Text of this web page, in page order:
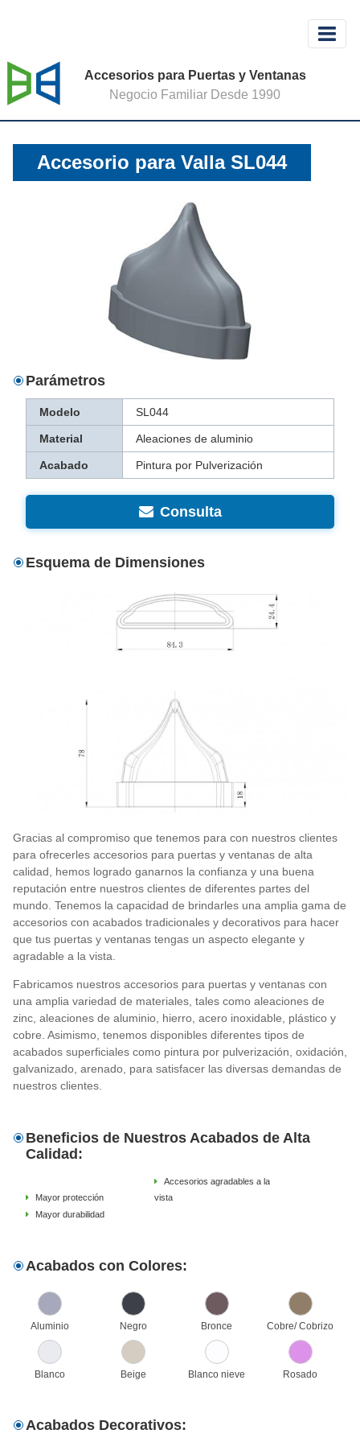
Accesorios para Puertas y Ventanas
Negocio Familiar Desde 1990
Accesorio para Valla SL044
Parámetros
Modelo SL044
Material Aleaciones de aluminio
Acabado Pintura por Pulverización
Consulta
Esquema de Dimensiones
Gracias al compromiso que tenemos para con nuestros clientes
para ofrecerles accesorios para puertas y ventanas de alta
calidad, hemos logrado ganarnos la confianza y una buena
reputación entre nuestros clientes de diferentes partes del
mundo. Tenemos la capacidad de brindarles una amplia gama de
accesorios con acabados tradicionales y decorativos para hacer
que tus puertas y ventanas tengas un aspecto elegante y
agradable a la vista.
Fabricamos nuestros accesorios para puertas y ventanas con
una amplia variedad de materiales, tales como aleaciones de
zinc, aleaciones de aluminio, hierro, acero inoxidable, plástico y
cobre. Asimismo, tenemos disponibles diferentes tipos de
acabados superficiales como pintura por pulverización, oxidación,
galvanizado, arenado, para satisfacer las diversas demandas de
nuestros clientes.
Beneficios de Nuestros Acabados de Alta
Calidad:
Mayor protección
Accesorios agradables a la
vista
Mayor durabilidad
Acabados con Colores:
Aluminio Negro Bronce Cobre/ Cobrizo
Blanco Beige Blanco nieve Rosado
Acabados Decorativos: